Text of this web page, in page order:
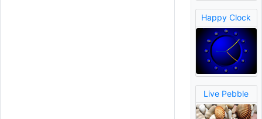
Happy Clock
Live Pebble